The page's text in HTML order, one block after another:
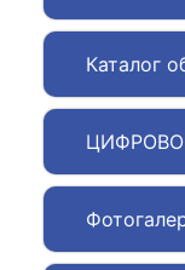
Каталог